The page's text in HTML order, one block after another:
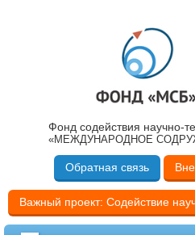
Фонд содействия научно-
«МЕЖДУНАРОДНОЕ
Обратная связь
Важный проект: Содействие